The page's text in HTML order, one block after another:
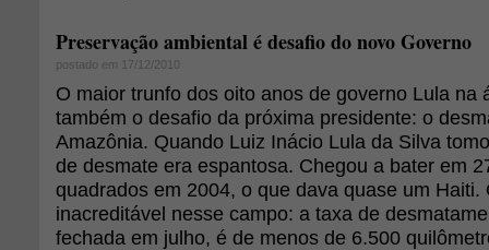
Preservação ambiental é desafio do novo Governo
postado em 17/12/2010
O maior trunfo dos oito anos de governo Lula na
também o desafio da próxima presidente: o
Amazônia. Quando Luiz Inácio Lula da Silva
de desmate era espantosa. Chegou a bater em
quadrados em 2004, o que dava quase um Haiti.
inacreditável nesse campo: a taxa de
fechada em julho, é de menos de 6.500